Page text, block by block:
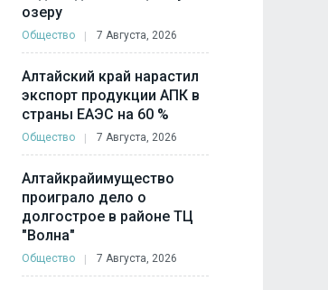
озеру
Общество 7 Августа, 2026
Алтайский край нарастил
экспорт продукции АПК в
страны ЕАЭС на 60 %
Общество 7 Августа, 2026
Алтайкрайимущество
проиграло дело о
долгострое в районе ТЦ
"Волна"
Общество 7 Августа, 2026